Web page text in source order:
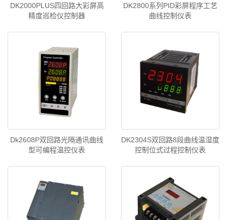
DK2000PLUS四回路大彩屏高
精度巡检仪控制器
DK2800系列PID彩屏程序工艺
曲线控制仪表
Dk2608P双回路光隔通讯曲线
型可编程温控仪表
DK2304S双回路8段曲线温湿度
控制位式过程控制仪表